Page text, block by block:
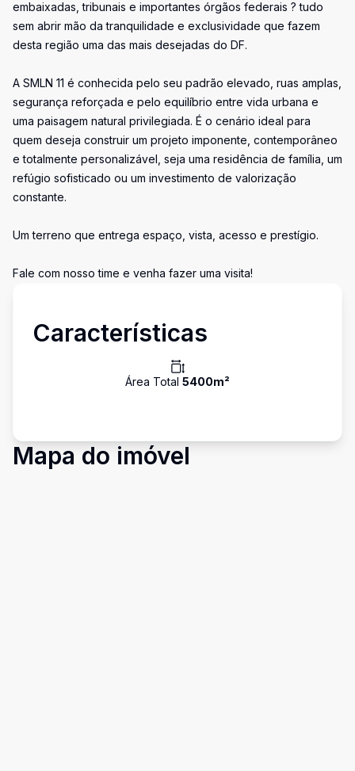
embaixadas, tribunais e importantes órgãos federais ? tudo
sem abrir mão da tranquilidade e exclusividade que fazem
desta região uma das mais desejadas do DF.
A SMLN 11 é conhecida pelo seu padrão elevado, ruas amplas,
segurança reforçada e pelo equilíbrio entre vida urbana e
uma paisagem natural privilegiada. É o cenário ideal para
quem deseja construir um projeto imponente, contemporâneo
e totalmente personalizável, seja uma residência de família, um
refúgio sofisticado ou um investimento de valorização
constante.
Um terreno que entrega espaço, vista, acesso e prestígio.
Fale com nosso time e venha fazer uma visita!
Características
Área Total 5400m²
Mapa do imóvel